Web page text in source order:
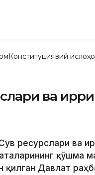
Конституциявий
ва
ресурслари ва
қўшма
Давлат